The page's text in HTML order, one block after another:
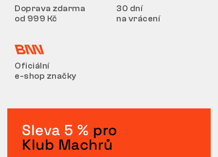
Doprava zdarma
od 999 Kč
30 dní
na vrácení
Oficiální
e-shop značky
Sleva 5 % pro
Klub Machrů